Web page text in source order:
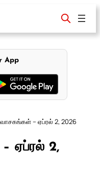
App
வாசகங்கள் – ஏப்ரல் 2, 2026
ஏப்ரல் 2,